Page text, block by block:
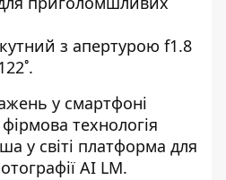
з апертурою f1.8
у смартфоні
технологія
у світі платформа для
AI LM.